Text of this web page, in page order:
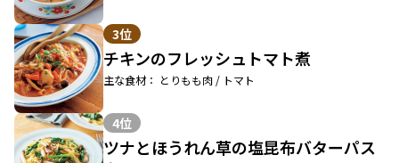
3位
チキンのフレッシュトマト煮
主な食材： とりもも肉 / トマト
4位
ツナとほうれん草の塩昆布バターパス